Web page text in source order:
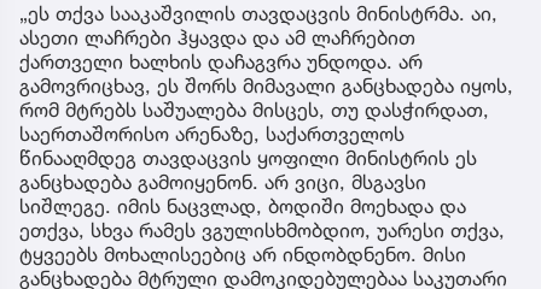
„ეს თქვა სააკაშვილის თავდაცვის მინისტრმა. აი,
ასეთი ლაჩრები ჰყავდა და ამ ლაჩრებით
ქართველი ხალხის დაჩაგვრა უნდოდა. არ
გამოვრიცხავ, ეს შორს მიმავალი განცხადება იყოს,
რომ მტრებს საშუალება მისცეს, თუ დასჭირდათ,
საერთაშორისო არენაზე, საქართველოს
წინააღმდეგ თავდაცვის ყოფილი მინისტრის ეს
განცხადება გამოიყენონ. არ ვიცი, მსგავსი
სიშლეგე. იმის ნაცვლად, ბოდიში მოეხადა და
ეთქვა, სხვა რამეს ვგულისხმობდიო, უარესი თქვა,
ტყვეებს მოხალისეებიც არ ინდობდნენო. მისი
განცხადება მტრული დამოკიდებულებაა საკუთარი